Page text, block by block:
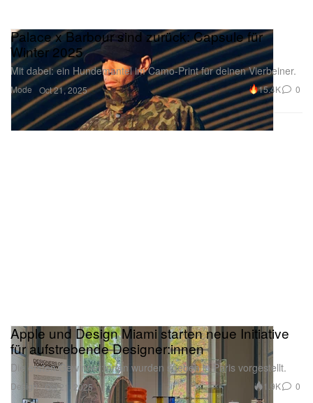
Mode
Palace x Barbour sind zurück: Capsule für
Winter 2025
Mit dabei: ein Hundemantel im Camo-Print für deinen Vierbeiner.
Oct 21, 2025 15.4K 0
Design
Apple und Design Miami starten neue Initiative
für aufstrebende Designer:innen
Die ersten Gewinner:innen wurden soeben in Paris vorgestellt.
Oct 21, 2025 1.9K 0